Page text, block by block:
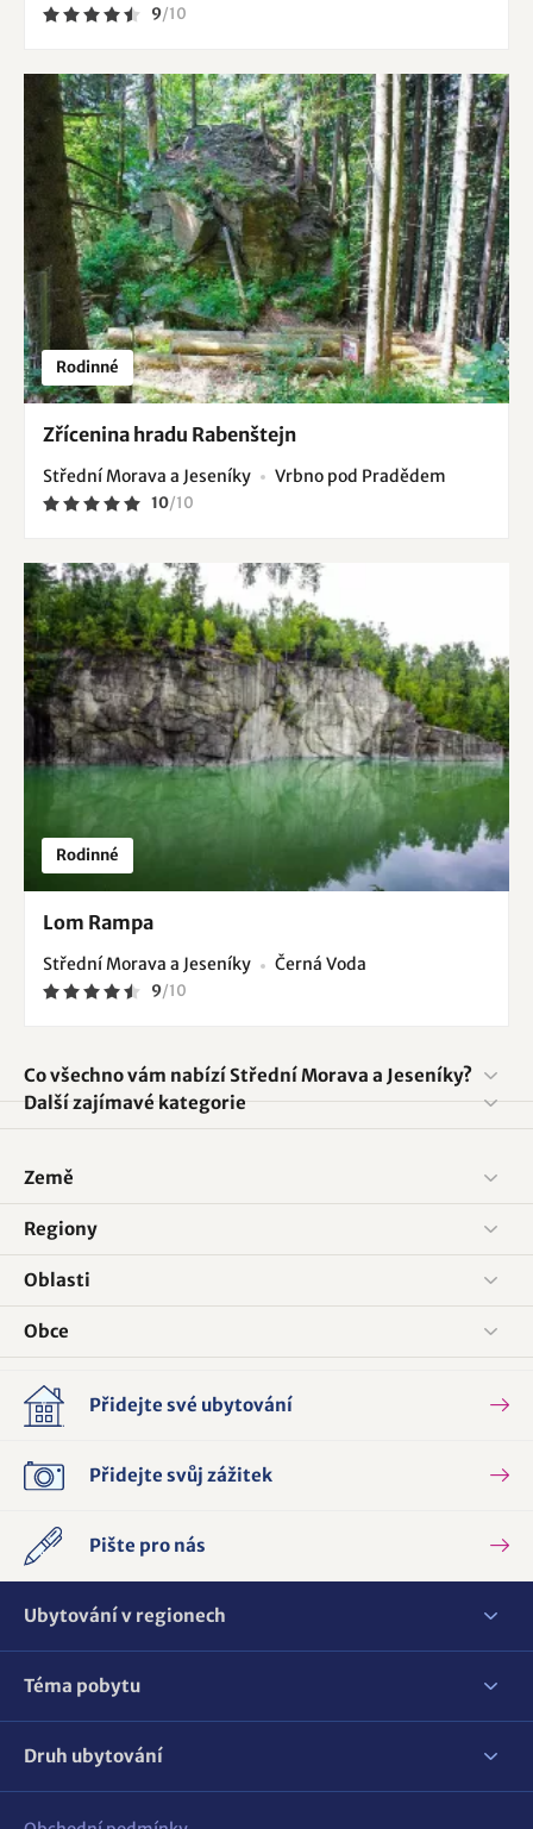
9/10
Rodinné
Zřícenina hradu Rabenštejn
Střední Morava a Jeseníky Vrbno pod Pradědem
10/10
Rodinné
Lom Rampa
Střední Morava a Jeseníky Černá Voda
9/10
Co všechno vám nabízí Střední Morava a Jeseníky?
Další zajímavé kategorie
Země
Regiony
Oblasti
Obce
Přidejte své ubytování
Přidejte svůj zážitek
Pište pro nás
Ubytování v regionech
Téma pobytu
Druh ubytování